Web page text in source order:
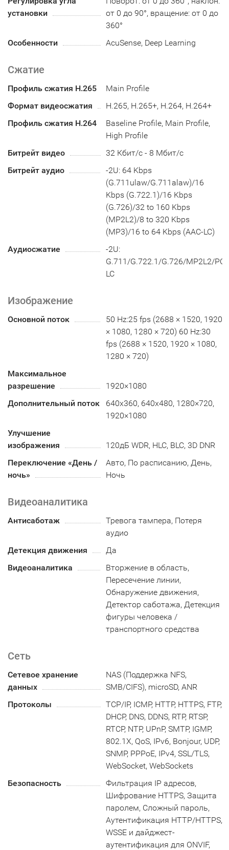
установки
от 0 до 90°, вращение: от 0 до
360°
Особенности
AcuSense, Deep Learning
Сжатие
Профиль сжатия H.265
Main Profile
Формат видеосжатия
H.265, H.265+, H.264, H.264+
Профиль сжатия H.264
Baseline Profile, Main Profile,
High Profile
Битрейт видео
32 Кбит/с - 8 Мбит/с
Битрейт аудио
-2U: 64 Kbps
(G.711ulaw/G.711alaw)/16
Kbps (G.722.1)/16 Kbps
(G.726)/32 to 160 Kbps
(MP2L2)/8 to 320 Kbps
(MP3)/16 to 64 Kbps (AAC-LC)
Аудиосжатие
-2U:
G.711/G.722.1/G.726/MP2L2/
LC
Изображение
Основной поток
50 Hz:25 fps (2688 × 1520, 1920
× 1080, 1280 × 720) 60 Hz:30
fps (2688 × 1520, 1920 × 1080,
1280 × 720)
Максимальное
разрешение
1920×1080
Дополнительный поток
640x360, 640x480, 1280×720,
1920×1080
Улучшение
изображения
120дБ WDR, HLC, BLC, 3D DNR
Переключение «День /
ночь»
Авто, По расписанию, День,
Ночь
Видеоаналитика
Антисаботаж
Тревога тампера, Потеря
аудио
Детекция движения
Да
Видеоаналитика
Вторжение в область,
Пересечение линии,
Обнаружение движения,
Детектор саботажа, Детекция
фигуры человека /
транспортного средства
Сеть
Сетевое хранение
данных
NAS (Поддержка NFS,
SMB/CIFS), microSD, ANR
Протоколы
TCP/IP, ICMP, HTTP, HTTPS, FTP,
DHCP, DNS, DDNS, RTP, RTSP,
RTCP, NTP, UPnP, SMTP, IGMP,
802.1X, QoS, IPv6, Bonjour, UDP,
SNMP, PPPoE, IPv4, SSL/TLS,
WebSocket, WebSockets
Безопасность
Фильтрация IP адресов,
Шифрование HTTPS, Защита
паролем, Сложный пароль,
Аутентификация HTTP/HTTPS,
WSSE и дайджест-
аутентификация для ONVIF,